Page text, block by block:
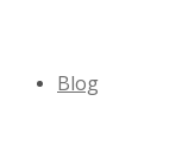
Blog